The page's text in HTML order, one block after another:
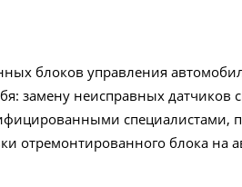
блоков управления
неисправных датчиков
специалистами,
блока на